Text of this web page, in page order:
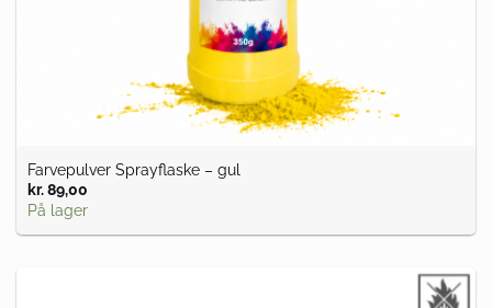
Farvepulver Sprayflaske – gul
kr.89,00
På lager